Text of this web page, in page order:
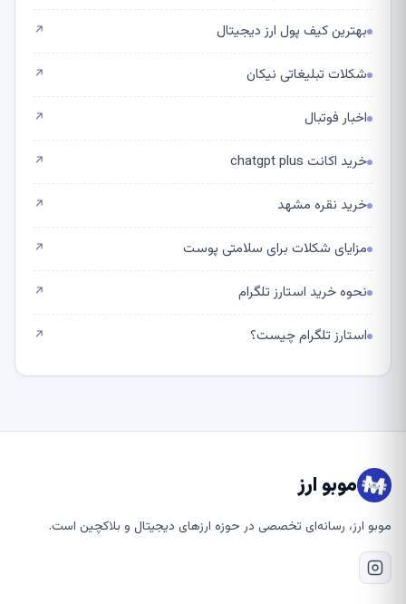
بهترین کیف پول ارز دیجیتال ↗
شکلات تبلیغاتی نیکان ↗
اخبار فوتبال ↗
خرید اکانت chatgpt plus ↗
خرید نقره مشهد ↗
مزایای شکلات برای سلامتی پوست ↗
نحوه خرید استارز تلگرام ↗
استارز تلگرام چیست؟ ↗
موبو ارز
موبو ارز، رسانه‌ای تخصصی در حوزه ارزهای دیجیتال و بلاکچین است.